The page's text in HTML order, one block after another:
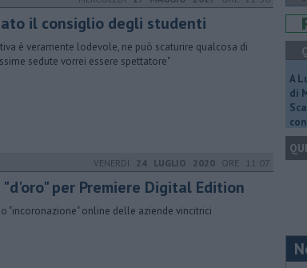
il consiglio degli studenti
è veramente lodevole, ne può scaturire qualcosa di
sedute vorrei essere spettatore"
VENERDÌ 24 LUGLIO 2020 ORE 11:07
"d'oro" per Premiere Digital Edition
"incoronazione" online delle aziende vincitrici
A
di
QUI